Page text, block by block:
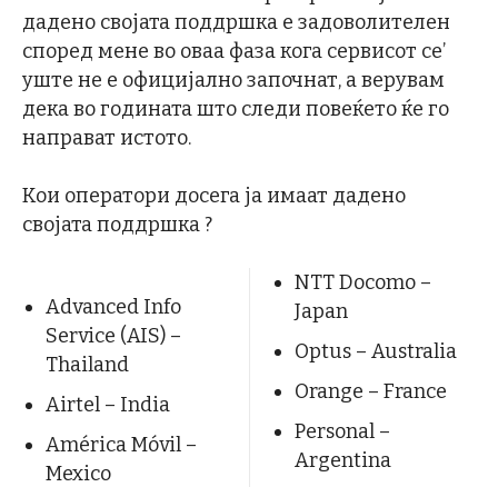
дадено својата поддршка е задоволителен
според мене во оваа фаза кога сервисот се’
уште не е официјално започнат, а верувам
дека во годината што следи повеќето ќе го
направат истото.
Кои оператори досега ја имаат дадено
својата поддршка ?
Advanced Info
Service (AIS) –
Thailand
Airtel – India
América Móvil –
Mexico
NTT Docomo –
Japan
Optus – Australia
Orange – France
Personal –
Argentina